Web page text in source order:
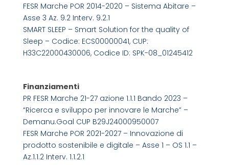
FESR Marche POR 2014-2020 – Sistema Abitare –
Asse 3 Az. 9.2 Interv. 9.2.1
SMART SLEEP – Smart Solution for the quality of
Sleep – Codice: ECS00000041, CUP:
H33C22000430006, Codice ID: SPK-08_01245412
Finanziamenti
PR FESR Marche 21-27 azione 1.1.1 Bando 2023 –
“Ricerca e sviluppo per innovare le Marche” –
Demanu.Goal CUP B29J24000950007
FESR Marche POR 2021-2027 – Innovazione di
prodotto sostenibile e digitale – Asse 1 – OS 1.1 –
Az.1.1.2 Interv. 1.1.2.1